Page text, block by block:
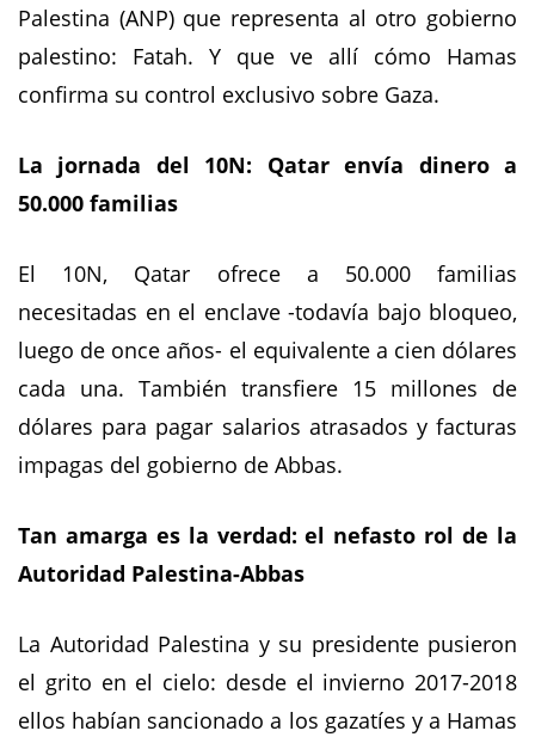
Palestina (ANP) que representa al otro gobierno
palestino: Fatah. Y que ve allí cómo Hamas
confirma su control exclusivo sobre Gaza.
La jornada del 10N: Qatar envía dinero a
50.000 familias
El 10N, Qatar ofrece a 50.000 familias
necesitadas en el enclave -todavía bajo bloqueo,
luego de once años- el equivalente a cien dólares
cada una. También transfiere 15 millones de
dólares para pagar salarios atrasados y facturas
impagas del gobierno de Abbas.
Tan amarga es la verdad: el nefasto rol de la
Autoridad Palestina-Abbas
La Autoridad Palestina y su presidente pusieron
el grito en el cielo: desde el invierno 2017-2018
ellos habían sancionado a los gazatíes y a Hamas